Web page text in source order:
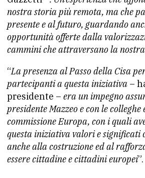
nostra storia più remota, ma che
presente e al futuro, guardando
opportunità offerte dalla
cammini che attraversano la
“La presenza al Passo della Cisa
partecipanti a questa iniziativa –
presidente – era un impegno
presidente Mazzeo e con le
commissione Europa, con i quali
questa iniziativa valori e significati
anche alla costruzione ed al
essere cittadine e cittadini europei”.